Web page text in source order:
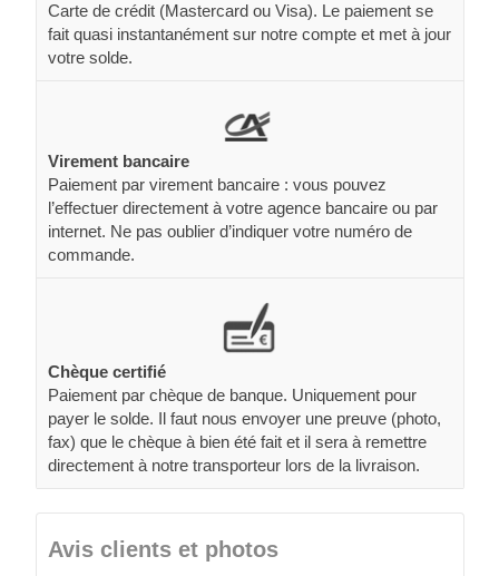
Carte de crédit (Mastercard ou Visa). Le paiement se
fait quasi instantanément sur notre compte et met à jour
votre solde.
Virement bancaire
Paiement par virement bancaire : vous pouvez
l’effectuer directement à votre agence bancaire ou par
internet. Ne pas oublier d’indiquer votre numéro de
commande.
Chèque certifié
Paiement par chèque de banque. Uniquement pour
payer le solde. Il faut nous envoyer une preuve (photo,
fax) que le chèque à bien été fait et il sera à remettre
directement à notre transporteur lors de la livraison.
Avis clients et photos